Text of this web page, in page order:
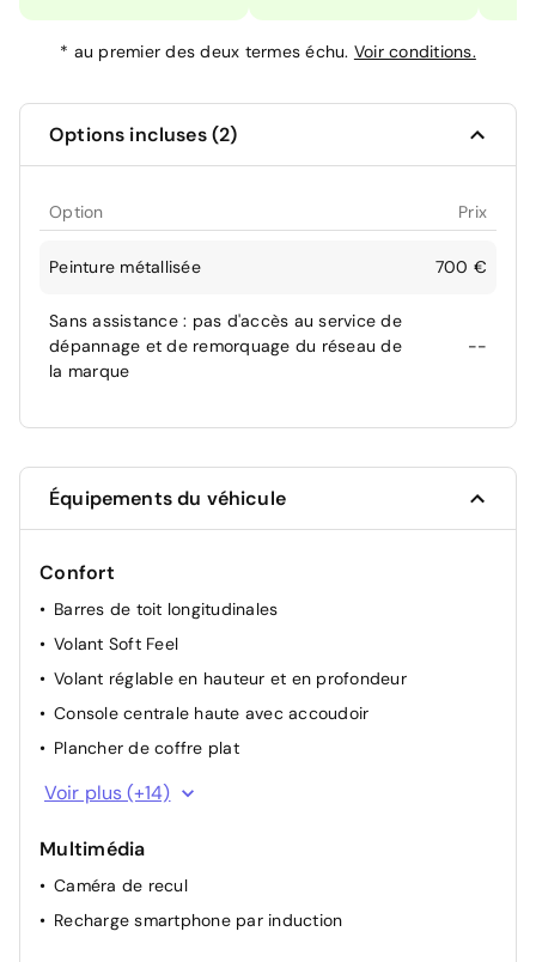
* au premier des deux termes échu. Voir conditions.
Options incluses (2)
Option Prix
Peinture métallisée 700 €
Sans assistance : pas d'accès au service de
dépannage et de remorquage du réseau de
la marque
--
Équipements du véhicule
Confort
Barres de toit longitudinales
Volant Soft Feel
Volant réglable en hauteur et en profondeur
Console centrale haute avec accoudoir
Plancher de coffre plat
Feux de croisement à LED
Lève-vitres AV électriques
Signature lumineuse en "Y" à LED
Répétiteurs latéraux à LED
Voir plus (+14)
Multimédia
Caméra de recul
Recharge smartphone par induction